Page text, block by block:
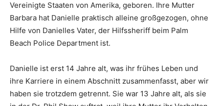
Vereinigte Staaten von Amerika, geboren. Ihre Mutter
Barbara hat Danielle praktisch alleine großgezogen, ohne
Hilfe von Danielles Vater, der Hilfssheriff beim Palm
Beach Police Department ist.
Danielle ist erst 14 Jahre alt, was ihr frühes Leben und
ihre Karriere in einem Abschnitt zusammenfasst, aber wir
haben sie trotzdem getrennt. Sie war 13 Jahre alt, als sie